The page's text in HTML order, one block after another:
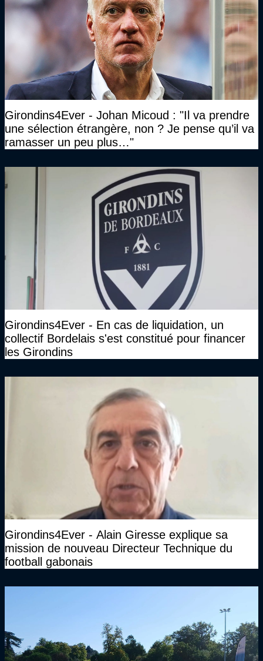
Girondins4Ever - Johan Micoud : "Il va prendre
une sélection étrangère, non ? Je pense qu’il va
ramasser un peu plus…"
Girondins4Ever - En cas de liquidation, un
collectif Bordelais s'est constitué pour financer
les Girondins
Girondins4Ever - Alain Giresse explique sa
mission de nouveau Directeur Technique du
football gabonais